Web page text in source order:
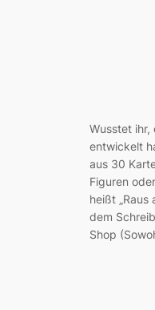
Wusstet ihr,
entwickelt
aus 30
Figuren
heißt „Raus
dem
Shop